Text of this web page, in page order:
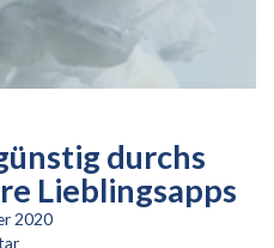
durchs
Lieblingsapps
2020
zu